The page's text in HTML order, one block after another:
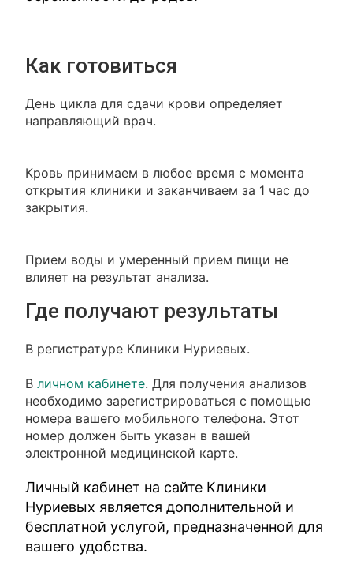
Как готовиться
День цикла для сдачи крови определяет
направляющий врач.
Кровь принимаем в любое время с момента
открытия клиники и заканчиваем за 1 час до
закрытия.
Прием воды и умеренный прием пищи не
влияет на результат анализа.
Где получают результаты
В регистратуре Клиники Нуриевых.
Вличном кабинете. Для получения анализов
необходимо зарегистрироваться с помощью
номера вашего мобильного телефона. Этот
номер должен быть указан в вашей
электронной медицинской карте.
Личный кабинет на сайте Клиники
Нуриевых является дополнительной и
бесплатной услугой, предназначенной для
вашего удобства.